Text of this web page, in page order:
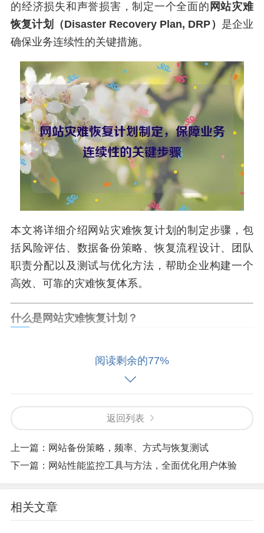
的经济损失和声誉损害，制定一个全面的 网站灾难
恢复计划（Disaster Recovery Plan, DRP） 是企业
确保业务连续性的关键措施。
本文将详细介绍网站灾难恢复计划的制定步骤，包
括风险评估、数据备份策略、恢复流程设计、团队
职责分配以及测试与优化方法，帮助企业构建一个
高效、可靠的灾难恢复体系。
什么是网站灾难恢复计划？
旨在在网站遭遇灾难性事件（如服务器崩溃、DDoS
攻击、数据泄露等）时，快速恢复网站功能，减少
一个完善的灾难恢复计划应包括：
风险评估：识别可能的威胁及其影响。
测试与优化
阅读剩余的77%
返回列表
上一篇： 网站备份策略，频率、方式与恢复测试
下一篇： 网站性能监控工具与方法，全面优化用户体验
相关文章